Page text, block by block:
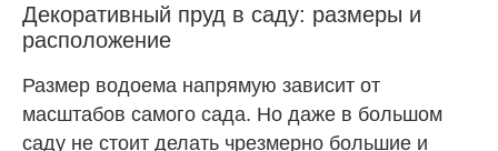
Декоративный пруд в саду: размеры и
расположение
Размер водоема напрямую зависит от
масштабов самого сада. Но даже в большом
саду не стоит делать чрезмерно большие и